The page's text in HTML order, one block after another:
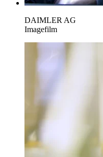
DAIMLER AG
Imagefilm